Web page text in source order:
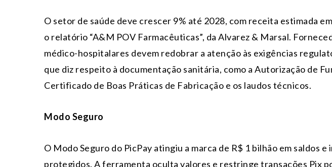
O setor de saúde deve crescer 9% até 2028, com receita estimada
o relatório “A&M POV Farmacêuticas”, da Alvarez & Marsal.
médico-hospitalares devem redobrar a atenção às exigências
que diz respeito à documentação sanitária, como a Autorização de
Certificado de Boas Práticas de Fabricação e os laudos técnicos.
Modo Seguro
O Modo Seguro do PicPay atingiu a marca de R$ 1 bilhão em saldos
protegidos. A ferramenta oculta valores e restringe transações Pix